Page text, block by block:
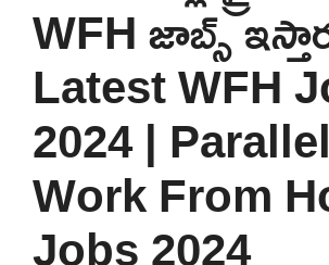
WFH జాబ్స్
Latest WFH
2024 |
Work From